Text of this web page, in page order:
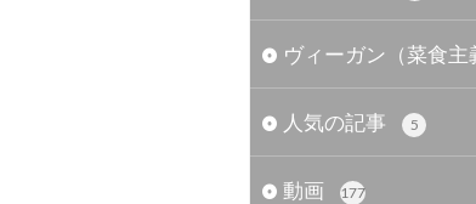
ヴィーガン（菜食主
人気の記事 5
動画 177